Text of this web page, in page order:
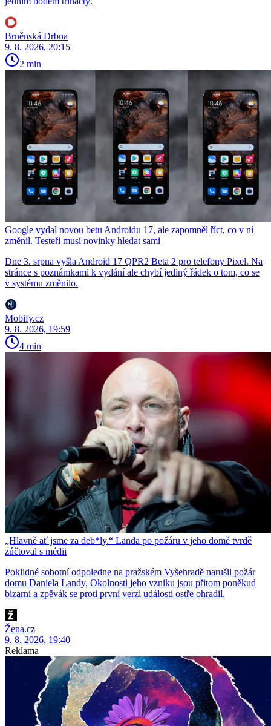
Brněnská Drbna
9. 8. 2026, 20:15
2 min
Google vydal novou betu Androidu 17, ale zapomněl říct, co v ní
změnil. Testeři musí novinky hledat sami
Dne 3. srpna vyšla Android 17 QPR2 Beta 2 pro telefony Pixel. Na
stránce s poznámkami k vydání ale chybí jediný řádek o tom, co se
v systému změnilo.
Mobify.cz
9. 8. 2026, 19:59
4 min
„Hlavně ať jsme za deb*ly.“ Landa po požáru v jeho domě tvrdě
zúčtoval s médii
Poklidné sobotní odpoledne na pražském Vyšehradě narušil požár
domu Daniela Landy. Okolnosti jeho vzniku jsou přitom poněkud
bizarní a zpěvák se proti první verzi události ostře ohradil.
Žena.cz
9. 8. 2026, 19:40
Reklama